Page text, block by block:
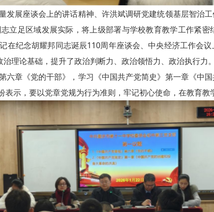
发展座谈会上的讲话精神、许洪斌调研党建统领基层智治
立足区域发展实际，将上级部署与学校教育教学工作紧
在纪念胡耀邦同志诞辰110周年座谈会、中央经济工作会
理论基础，提升了政治判断力、政治领悟力、政治执行力。
章《党的干部》，学习《中国共产党简史》第一章《中
示，要以党章党规为行为准则，牢记初心使命，在教育教